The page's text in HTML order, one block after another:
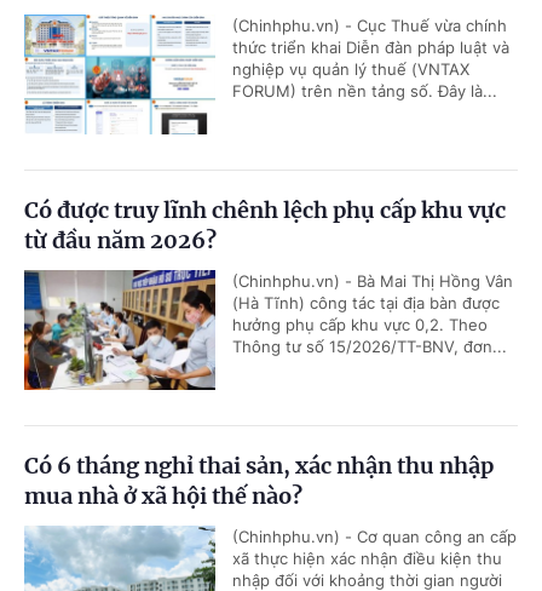
(Chinhphu.vn) - Cục Thuế vừa chính
thức triển khai Diễn đàn pháp luật và
nghiệp vụ quản lý thuế (VNTAX
FORUM) trên nền tảng số. Đây là...
Có được truy lĩnh chênh lệch phụ cấp khu vực
từ đầu năm 2026?
(Chinhphu.vn) - Bà Mai Thị Hồng Vân
(Hà Tĩnh) công tác tại địa bàn được
hưởng phụ cấp khu vực 0,2. Theo
Thông tư số 15/2026/TT-BNV, đơn...
Có 6 tháng nghỉ thai sản, xác nhận thu nhập
mua nhà ở xã hội thế nào?
(Chinhphu.vn) - Cơ quan công an cấp
xã thực hiện xác nhận điều kiện thu
nhập đối với khoảng thời gian người